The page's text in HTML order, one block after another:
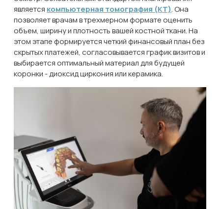
является компьютерная томография (КТ). Она
позволяет врачам в трехмерном формате оценить
объем, ширину и плотность вашей костной ткани. На
этом этапе формируется четкий финансовый план без
скрытых платежей, согласовывается график визитов и
выбирается оптимальный материал для будущей
коронки - диоксид циркония или керамика.